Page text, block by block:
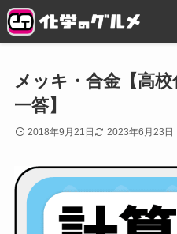
メッキ・合金【高
一答】
2018年9月21日 2023年6月23日